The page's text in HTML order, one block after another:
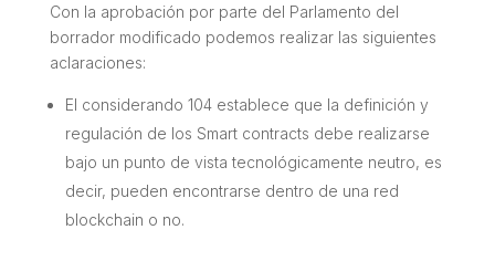
Con la aprobación por parte del Parlamento del
borrador modificado podemos realizar las siguientes
aclaraciones:
El considerando 104 establece que la definición y
regulación de los Smart contracts debe realizarse
bajo un punto de vista tecnológicamente neutro, es
decir, pueden encontrarse dentro de una red
blockchain o no.